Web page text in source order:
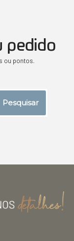
pedido
ou pontos.
Pesquisar